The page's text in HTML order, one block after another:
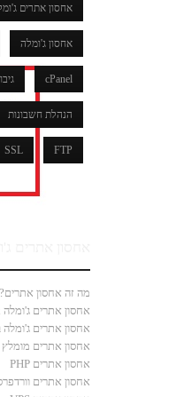
אחסון אתרים
אחסון ג'ומלה
cPanel
הנהלת חשבונות
FTP
SSL
מה זה אחסון אתרים?
אחסון אתרים ג'ומלה cloudlinux
אחסון אתרים
אחסון אתרים מומלץ
אחסון אתרים PHP
אחסון אתרים